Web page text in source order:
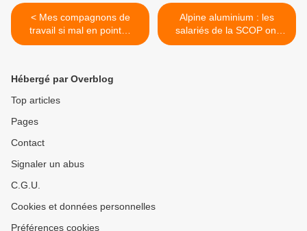
< Mes compagnons de
travail si mal en point…
Alpine aluminium : les
salariés de la SCOP ont
définitivement gagné ! >
Hébergé par Overblog
Top articles
Pages
Contact
Signaler un abus
C.G.U.
Cookies et données personnelles
Préférences cookies